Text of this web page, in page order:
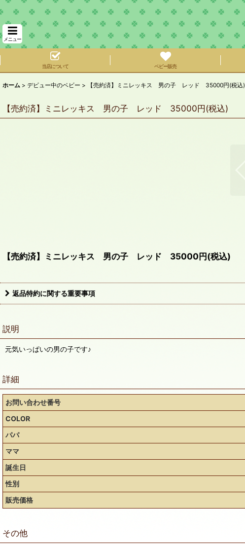
メニュー
当店について ベビー販売
ホーム > デビュー中のベビー > 【売約済】ミニレッキス 男の子 レッド 35000円(税込)
【売約済】ミニレッキス 男の子 レッド 35000円(税込)
【売約済】ミニレッキス 男の子 レッド 35000円(税込)
返品特約に関する重要事項
説明
元気いっぱいの男の子です♪
詳細
お問い合わせ番号
COLOR
パパ
ママ
誕生日
性別
販売価格
その他